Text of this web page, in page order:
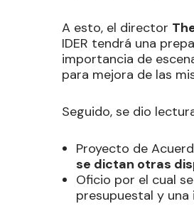
A esto, el director
IDER tendrá una
importancia de
para mejora de las
Seguido, se dio
Proyecto de
se dictan otras
Oficio por el cual
presupuestal y